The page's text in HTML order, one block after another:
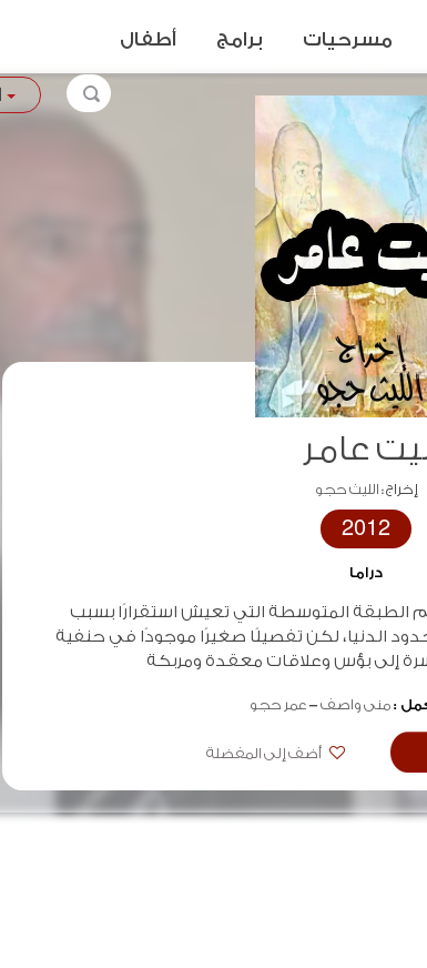
عامر
إخراج :الليث حجو
2012
دراما
الطبقة المتوسطة التي تعيش استقرارًا بسبب
الدنيا، لكن تفصيلًا صغيرًا موجودًا في حنفية
إلى بؤس وعلاقات معقدة ومربكة
:منى واصف عمر حجو
أضف إلى المفضلة
مسرحيات برامج أطفال